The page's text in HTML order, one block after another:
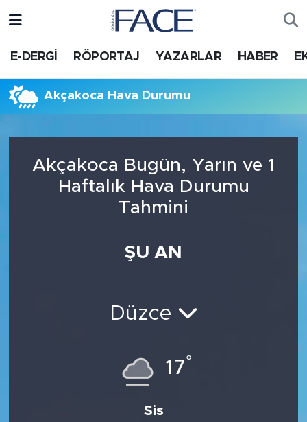
E-DERGİ RÖPORTAJ YAZARLAR HABER
Akçakoca Hava Durumu
Akçakoca Bugün, Yarın ve 1
Haftalık Hava Durumu
Tahmini
ŞU AN
Düzce
17°
Sis
HABER
Nöbetçi Eczaneler
Süper Lig Puan Durumu ve Fikstür
Tüm Manşetler